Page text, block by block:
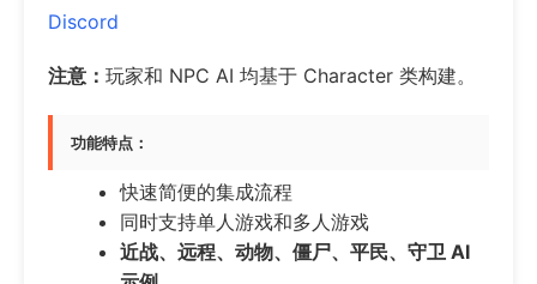
Discord
注意： 玩家和 NPC AI 均基于 Character 类构建。
功能特点：
快速简便的集成流程
同时支持单人游戏和多人游戏
近战、远程、动物、僵尸、平民、守卫 AI